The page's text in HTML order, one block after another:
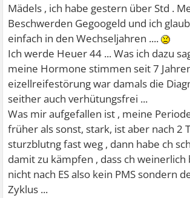
Mädels , ich habe gestern über Std .
Beschwerden Gegoogeld und ich
einfach in den Wechseljahren ....
Ich werde Heuer 44 ... Was ich dazu
meine Hormone stimmen seit 7
eizellreifestörung war damals die
seither auch verhütungsfrei ...
Was mir aufgefallen ist , meine
früher als sonst, stark, ist aber nach 2
sturzblutng fast weg , dann habe ch
damit zu kämpfen , dass ch weinerlich
nicht nach ES also kein PMS sondern
Zyklus ...